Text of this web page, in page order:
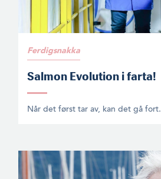
Ferdigsnakka
Salmon Evolution i farta!
Når det først tar av, kan det gå fort.